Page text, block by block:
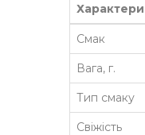
Смак
Вага, г.
Тип смаку
Свіжість